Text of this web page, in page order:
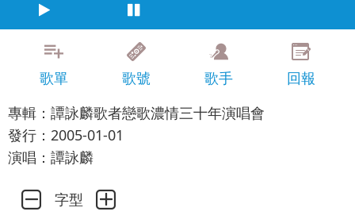
歌單 歌號 歌手
回報
專輯：譚詠麟歌者戀歌濃情三十年演唱會
發行：2005-01-01
演唱：譚詠麟
字型